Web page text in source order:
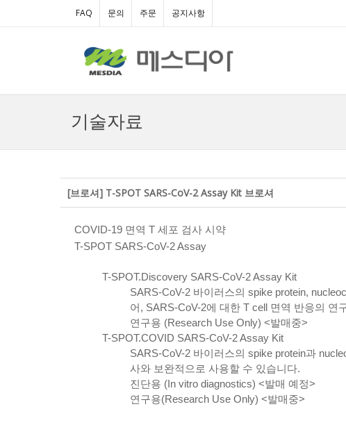
FAQ 문의 주문 공지사항
기술자료
[브로셔] T-SPOT SARS-CoV-2 Assay Kit 브로셔
COVID-19 면역 T 세포 검사 시약
T-SPOT SARS-CoV-2 Assay
T-SPOT.Discovery SARS-CoV-2 Assay Kit
SARS-CoV-2 바이러스의 spike protein,
어, SARS-CoV-2에 대한 T cell 면역 반응의 연
연구용 (Research Use Only) <발매중>
T-SPOT.COVID SARS-CoV-2 Assay Kit
SARS-CoV-2 바이러스의 spike protein과
사와 보완적으로 사용할 수 있습니다.
진단용 (In vitro diagnostics) <발매 예정>
연구용(Research Use Only) <발매중>